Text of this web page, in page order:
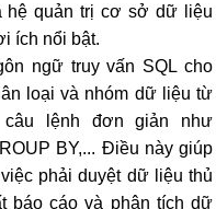
hệ quản trị cơ sở dữ liệu
ích nổi bật.
ngữ truy vấn SQL cho
loại và nhóm dữ liệu từ
lệnh đơn giản như
BY,... Điều này giúp
phải duyệt dữ liệu thủ
báo cáo và phân tích dữ